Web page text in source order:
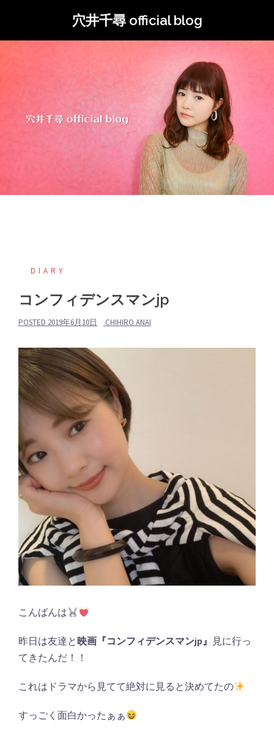
テ
穴井千尋 official blog
DIARY
コンフィデンスマンjp
POSTED 2019年6月10日 CHIHIRO ANAI
こんばんは
昨日は友達と 映画『コンフィデンスマンjp』 見に行っ
てきたんだ！！
これはドラマから見てて絶対に見ると決めてたの
すっごく面白かったぁぁ